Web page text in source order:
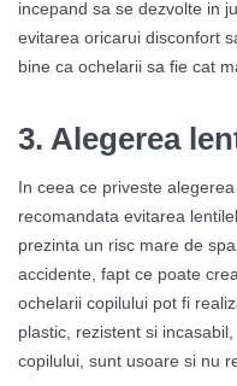
incepand sa se dezvolte in
evitarea oricarui disconfort
bine ca ochelarii sa fie cat
3. Alegerea
In ceea ce priveste
recomandata evitarea
prezinta un risc mare de
accidente, fapt ce poate
ochelarii copilului pot fi
plastic, rezistent si
copilului, sunt usoare si nu